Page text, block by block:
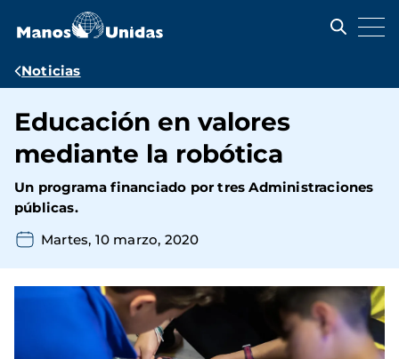
contenido
Ruta
navegación
Noticias
Educación en valores
mediante la robótica
Un programa financiado por tres Administraciones
públicas.
Martes, 10 marzo, 2020